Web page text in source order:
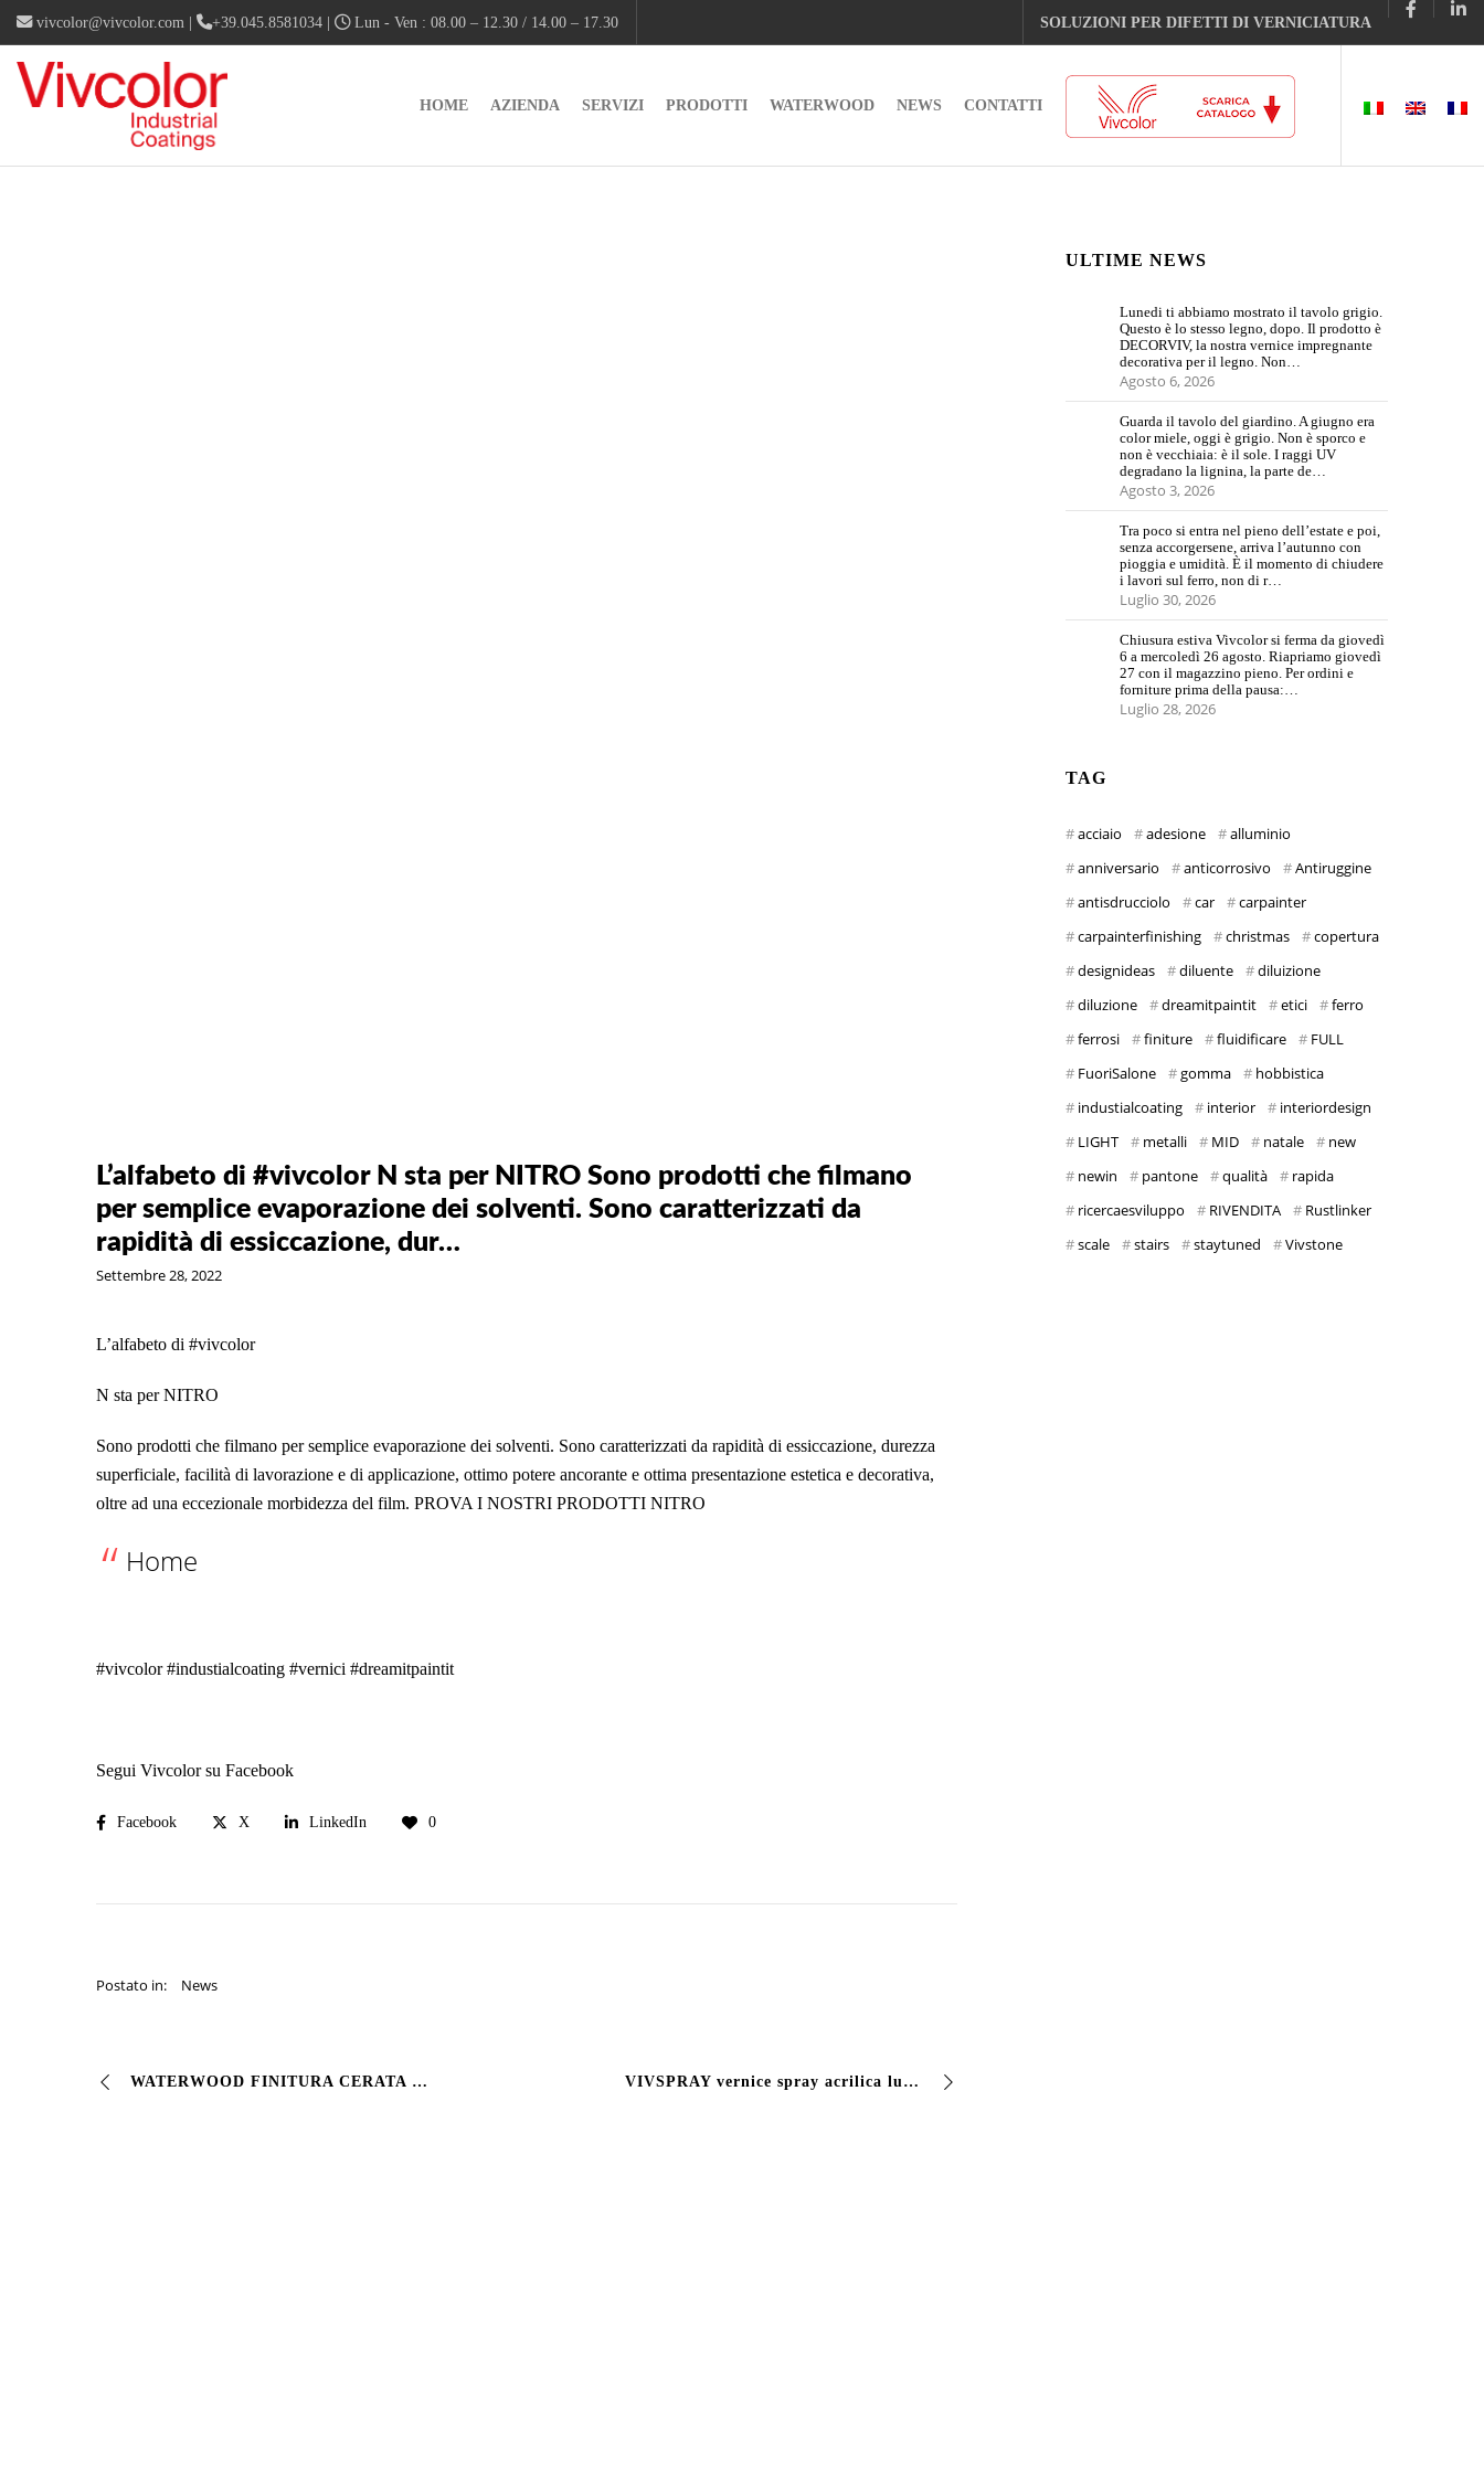
vivcolor@vivcolor.com | +39.045.8581034 | Lun - Ven : 08.00 – 12.30 / 14.00 – 17.30 SOLUZIONI PER DIFETTI DI VERNICIATURA
HOME AZIENDA SERVIZI PRODOTTI WATERWOOD NEWS CONTATTI
L’alfabeto di #vivcolor N sta per NITRO Sono prodotti che filmano
per semplice evaporazione dei solventi. Sono caratterizzati da
rapidità di essiccazione, dur…
Settembre 28, 2022
L’alfabeto di #vivcolor
N sta per NITRO
Sono prodotti che filmano per semplice evaporazione dei solventi. Sono caratterizzati da rapidità di essiccazione, durezza
superficiale, facilità di lavorazione e di applicazione, ottimo potere ancorante e ottima presentazione estetica e decorativa,
oltre ad una eccezionale morbidezza del film. PROVA I NOSTRI PRODOTTI NITRO
Home
#vivcolor #industialcoating #vernici #dreamitpaintit
Segui Vivcolor su Facebook
Facebook X LinkedIn 0
Postato in: News
WATERWOOD FINITURA CERATA finitura cerata all’acqua per legno Finitura trasparente cerata indicata per la protezione di manufatti in legno esposti ad agenti… VIVSPRAY vernice spray acrilica lucida e opaca Vernice Acrilica monocomponente con buone caratteristiche di resistenza agli agenti atmosferici, buona adesione…
ULTIME NEWS
Lunedi ti abbiamo mostrato il tavolo grigio.
Questo è lo stesso legno, dopo. Il prodotto è
DECORVIV, la nostra vernice impregnante
decorativa per il legno. Non…
Agosto 6, 2026
Guarda il tavolo del giardino. A giugno era
color miele, oggi è grigio. Non è sporco e
non è vecchiaia: è il sole. I raggi UV
degradano la lignina, la parte de…
Agosto 3, 2026
Tra poco si entra nel pieno dell’estate e poi,
senza accorgersene, arriva l’autunno con
pioggia e umidità. È il momento di chiudere
i lavori sul ferro, non di r…
Luglio 30, 2026
Chiusura estiva Vivcolor si ferma da giovedì
6 a mercoledì 26 agosto. Riapriamo giovedì
27 con il magazzino pieno. Per ordini e
forniture prima della pausa:…
Luglio 28, 2026
TAG
acciaio adesione
alluminio
anniversario
anticorrosivo
Antiruggine
antisdrucciolo
car
carpainter
carpainterfinishing
christmas
copertura
designideas
diluente
diluizione
diluzione
dreamitpaintit etici
ferro
ferrosi
finiture fluidificare
FULL
FuoriSalone
gomma
hobbistica
industialcoating
interior
interiordesign
LIGHT
metalli MID natale
new
newin
pantone qualità
rapida
ricercaesviluppo
RIVENDITA
Rustlinker
scale
stairs staytuned Vivstone